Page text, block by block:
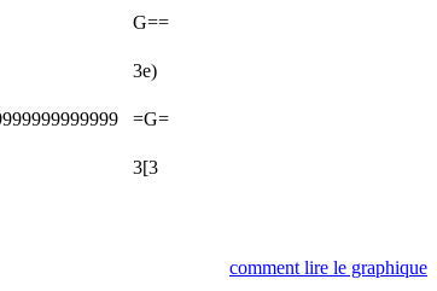
G==
3e)
=G=
3[3
comment lire le graphique